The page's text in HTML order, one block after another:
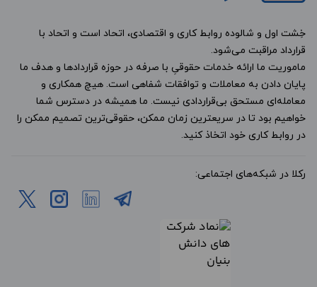
خِشت اول و شالوده روابط کاری و اقتصادی، اتحاد است و اتحاد با
قرارداد مراقبت می‌شود.
ماموریت ما ارائه خدمات حقوقیِ با صرفه در حوزه قراردادها و هدف ما
پایان دادن به معاملات و توافقات شفاهی است. هیچ همکاری و
معامله‌ای مستحق بی‌قراردادی نیست. ما همیشه در دسترس شما
خواهیم بود تا در سریعترین زمان ممکن، حقوقی‌ترین تصمیم ممکن را
در روابط کاری خود اتخاذ کنید.
رکلا در شبکه‌های اجتماعی: